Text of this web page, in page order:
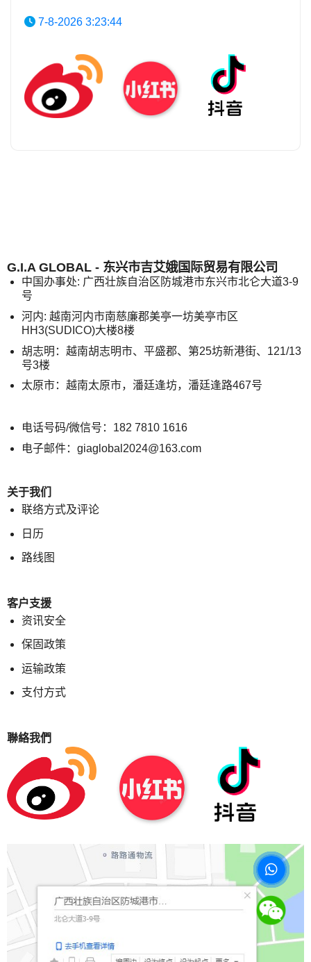
7-8-2026 3:23:44
G.I.A GLOBAL - 东兴市吉艾娥国际贸易有限公司
中国办事处: 广西壮族自治区防城港市东兴市北仑大道3-9
号
河内: 越南河内市南慈廉郡美亭一坊美亭市区
HH3(SUDICO)大楼8楼
胡志明：越南胡志明市、平盛郡、第25坊新港街、121/13
号3楼
太原市：越南太原市，潘廷逢坊，潘廷逢路467号
电话号码/微信号：182 7810 1616
电子邮件：giaglobal2024@163.com
关于我们
联络方式及评论
日历
路线图
客户支援
资讯安全
保固政策
运输政策
支付方式
聯絡我們